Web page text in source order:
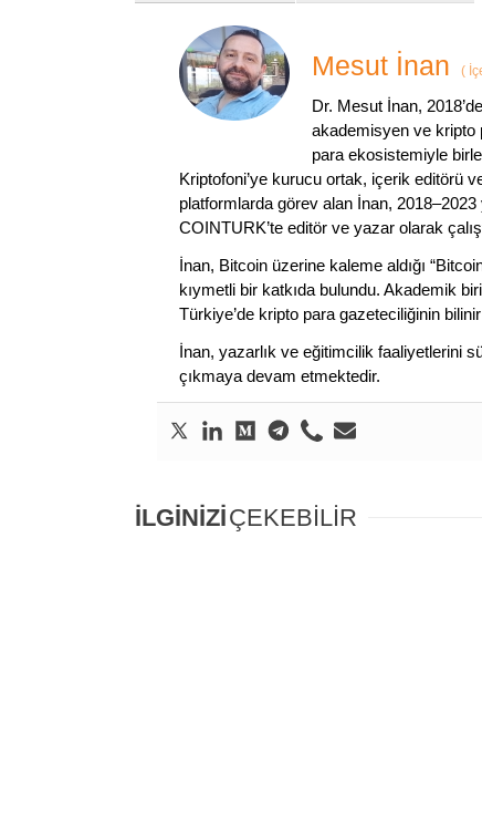
Mesut İnan (
Dr. Mesut İnan,
akademisyen ve kripto
para ekosistemiyle
Kriptofoni’ye kurucu ortak, içerik editörü
platformlarda görev alan İnan, 2018–2023
COINTURK’te editör ve yazar olarak
İnan, Bitcoin üzerine kaleme aldığı
kıymetli bir katkıda bulundu. Akademik
Türkiye’de kripto para gazeteciliğinin
İnan, yazarlık ve eğitimcilik faaliyetlerini
çıkmaya devam etmektedir.
İLGİNİZİÇEKEBİLİR